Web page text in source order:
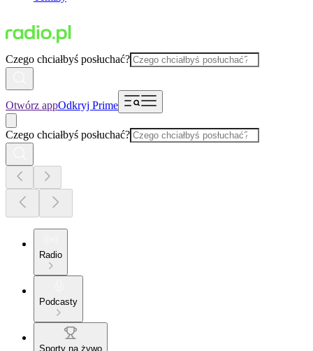
Czego chciałbyś posłuchać?
Otwórz appOdkryj Prime
Czego chciałbyś posłuchać?
Radio
Podcasty
Sporty na żywo